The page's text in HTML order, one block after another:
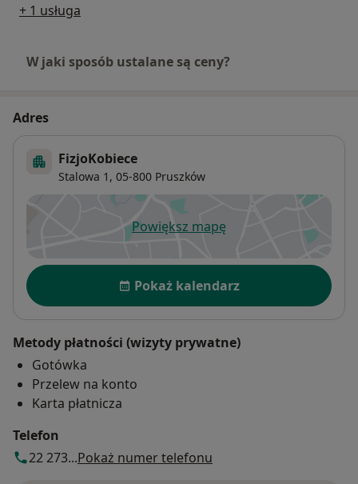
+ 1 usługa
W jaki sposób ustalane są ceny?
Adres
FizjoKobiece
Stalowa 1, 05-800 Pruszków
Powiększ mapęotwiera się w nowej karcie
Dostępność
Pokaż kalendarz
Metody płatności (wizyty prywatne)
Gotówka
Przelew na konto
Karta płatnicza
Telefon
22 273...Pokaż numer telefonu